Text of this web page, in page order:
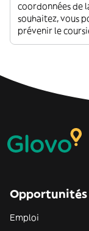
coordonnées de
souhaitez, vous
prévenir le
Opportunités
Emploi